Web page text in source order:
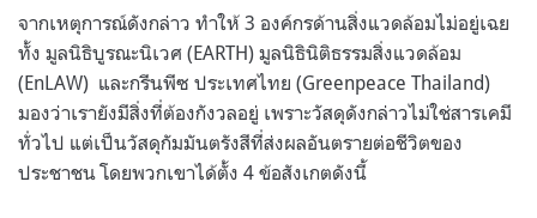
จากเหตุการณ์ดังกล่าว ทำให้ 3 องค์กรด้านสิ่งแวดล้อมไม่อยู่เฉย
ทั้ง มูลนิธิบูรณะนิเวศ (EARTH) มูลนิธินิติธรรมสิ่งแวดล้อม
(EnLAW) และกรีนพีซ ประเทศไทย (Greenpeace Thailand)
มองว่าเรายังมีสิ่งที่ต้องกังวลอยู่ เพราะวัสดุดังกล่าวไม่ใช่สารเคมี
ทั่วไป แต่เป็นวัสดุกัมมันตรังสีที่ส่งผลอันตรายต่อชีวิตของ
ประชาชน โดยพวกเขาได้ตั้ง 4 ข้อสังเกตดังนี้